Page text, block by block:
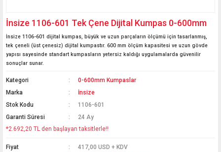
İnsize 1106-601 Tek Çene Dijital Kumpas 0-600mm
İnsize 1106-601 dijital kumpas, büyük ve uzun parçaların ölçümü için tasarlanmış,
tek çeneli (üst çenesiz) dijital kumpastır. 600 mm ölçüm kapasitesi ve uzun gövde
yapısı sayesinde standart kumpasların yetersiz kaldığı uygulamalarda güvenilir
sonuçlar sunar.
Kategori
0-600mm Kumpaslar
Marka
İnsize
Stok Kodu
1106-601
Garanti Süresi
24 Ay
*2.692,20 TL den başlayan taksitlerle!!
Fiyat 417,00 USD + KDV